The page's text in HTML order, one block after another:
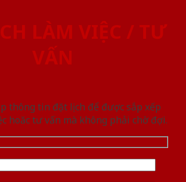
LÀM VIỆC / TƯ
VẤN
thông tin đặt lịch để được sắp xếp
hoăc tư vấn mà không phải chờ đợi.